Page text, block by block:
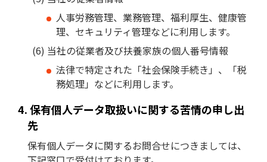
人事労務管理、業務管理、福利厚生、健康管
理、セキュリティ管理などに利用します。
当社の従業者及び扶養家族の個人番号情報
法律で特定された「社会保険手続き」、「税
務処理」などに利用します。
保有個人データ取扱いに関する苦情の申し出
先
保有個人データに関するお問合せにつきましては、